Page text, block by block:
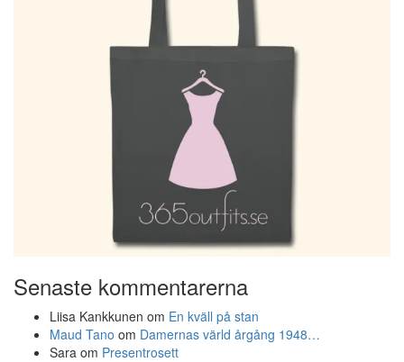
Senaste kommentarerna
Liisa Kankkunen om En kväll på stan
Maud Tano om Damernas värld årgång 1948…
Sara om Presentrosett